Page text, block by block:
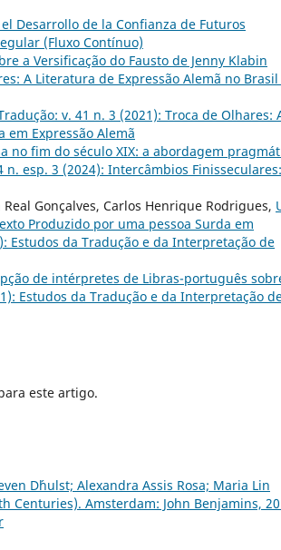
Desarrollo de la Confianza de Futuros
(Fluxo Contínuo)
a Versificação do Fausto de Jenny Klabin
A Literatura de Expressão Alemã no Brasil
v. 41 n. 3 (2021): Troca de Olhares:
Expressão Alemã
no fim do século XIX: a abordagem
n. esp. 3 (2024): Intercâmbios
Gonçalves, Carlos Henrique Rodrigues,
Produzido por uma pessoa Surda em
Estudos da Tradução e da Interpretação de
de intérpretes de Libras-português
Estudos da Tradução e da Interpretação
este artigo.
D´hulst; Alexandra Assis Rosa; Maria Lin
Centuries). Amsterdam: John Benjamins,